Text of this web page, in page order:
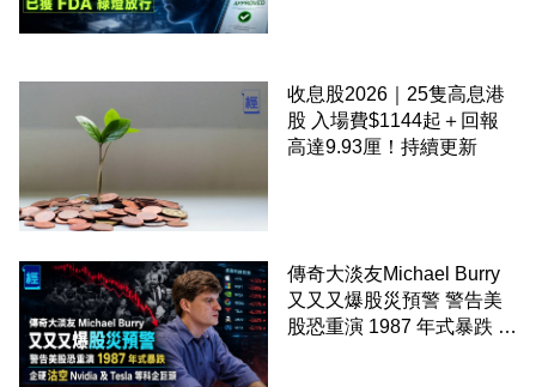
收息股2026｜25隻高息港
股 入場費$1144起＋回報
高達9.93厘！持續更新
傳奇大淡友Michael Burry
又又又爆股災預警 警告美
股恐重演 1987 年式暴跌 企